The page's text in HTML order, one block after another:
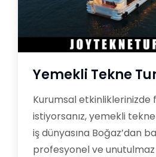
Yemekli Tekne
Kurumsal
istiyorsanız, yemekli
iş dünyasına Boğaz’dan
profesyonel ve